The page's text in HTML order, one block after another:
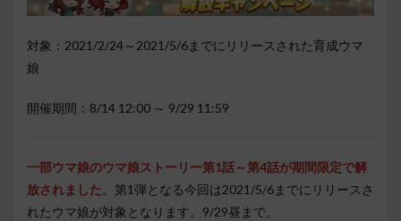
対象：2021/2/24～2021/5/6までにリリースされた育成ウマ
娘
開催期間：8/14 12:00 ～ 9/29 11:59
一部ウマ娘のウマ娘ストーリー第1話～第4話が期間限定で解
放されました。第1弾となる今回は2021/5/6までにリリースさ
れたウマ娘が対象となります。9/29昼まで。